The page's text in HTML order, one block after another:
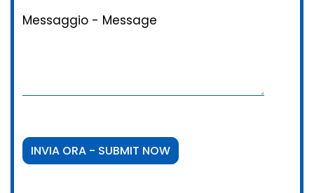
Messaggio - Message